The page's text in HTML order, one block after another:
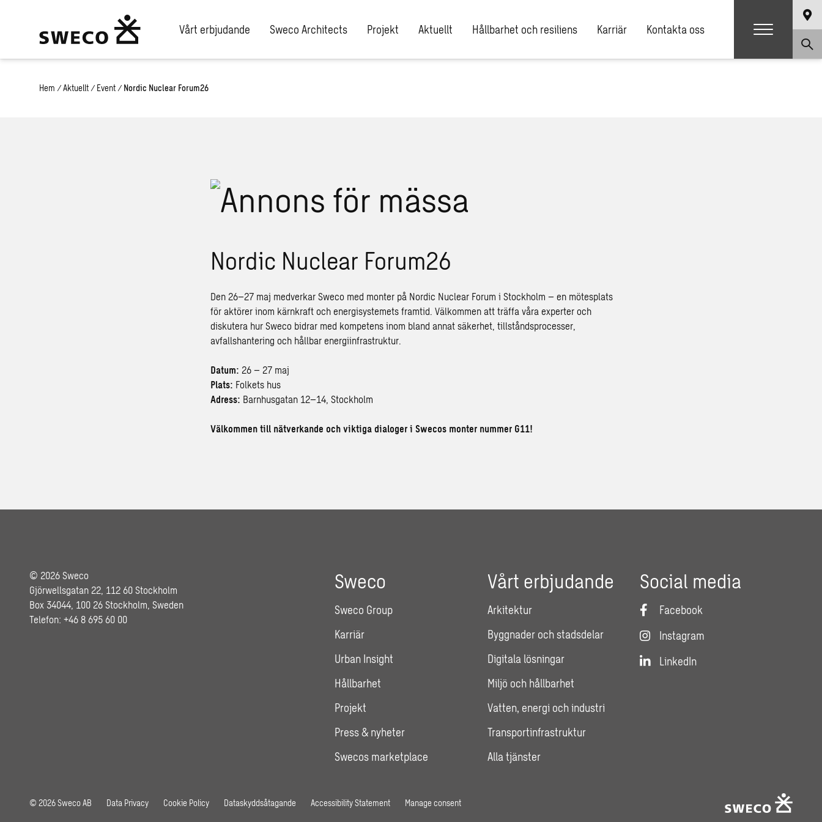
Vårt erbjudande Sweco Architects Projekt Aktuellt Hållbarhet och resiliens Karriär Kontakta oss
Hem / Aktuellt / Event / Nordic Nuclear Forum26
Nordic Nuclear Forum26
Den 26–27 maj medverkar Sweco med monter på Nordic Nuclear Forum i Stockholm – en mötesplats
för aktörer inom kärnkraft och energisystemets framtid. Välkommen att träffa våra experter och
diskutera hur Sweco bidrar med kompetens inom bland annat säkerhet, tillståndsprocesser,
avfallshantering och hållbar energiinfrastruktur.
Datum: 26 – 27 maj
Plats: Folkets hus
Adress: Barnhusgatan 12–14, Stockholm
Välkommen till nätverkande och viktiga dialoger i Swecos monter nummer G11!
© 2026 Sweco
Gjörwellsgatan 22, 112 60 Stockholm
Box 34044, 100 26 Stockholm, Sweden
Telefon: +46 8 695 60 00
Sweco
Sweco Group
Karriär
Urban Insight
Hållbarhet
Projekt
Press & nyheter
Swecos marketplace
Vårt erbjudande
Arkitektur
Byggnader och stadsdelar
Digitala lösningar
Miljö och hållbarhet
Vatten, energi och industri
Transportinfrastruktur
Alla tjänster
Social media
Facebook
Instagram
LinkedIn
© 2026 Sweco AB Data Privacy Cookie Policy Dataskyddsåtagande Accessibility Statement Manage consent